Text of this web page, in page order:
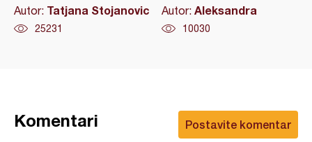
Autor: Tatjana Stojanovic
25231
Autor: Aleksandra
10030
Postavite komentar
Komentari